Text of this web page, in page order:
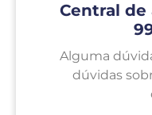
Central de
Alguma
dúvidas